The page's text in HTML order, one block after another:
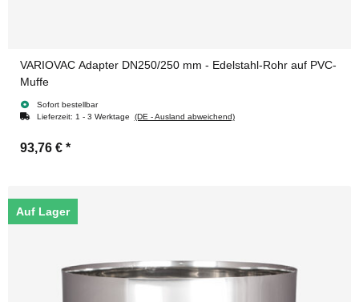
VARIOVAC Adapter DN250/250 mm - Edelstahl-Rohr auf PVC-
Muffe
Sofort bestellbar
Lieferzeit: 1 - 3 Werktage (DE - Ausland abweichend)
93,76 € *
Auf Lager